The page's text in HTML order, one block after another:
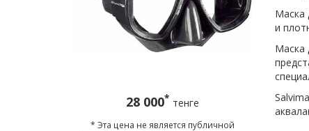
28 000* тенге
* Эта цена не является публичной
Маска
и
Маска